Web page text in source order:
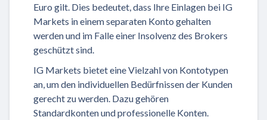
Euro gilt. Dies bedeutet, dass Ihre Einlagen bei IG
Markets in einem separaten Konto gehalten
werden und im Falle einer Insolvenz des Brokers
geschützt sind.
IG Markets bietet eine Vielzahl von Kontotypen
an, um den individuellen Bedürfnissen der Kunden
gerecht zu werden. Dazu gehören
Standardkonten und professionelle Konten.